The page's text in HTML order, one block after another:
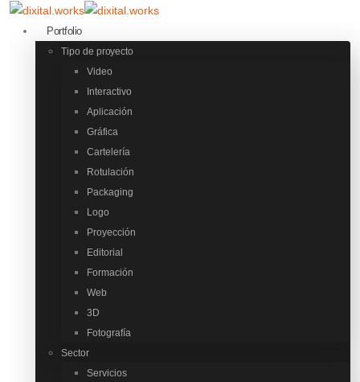
Portfolio
Tipo de proyecto
Video
Interactivo
Aplicación
Gráfica
Cartelería
Rotulación
Packaging
Logo
Proyección
Editorial
Formación
Web
3D
Fotografía
Sector
Servicios